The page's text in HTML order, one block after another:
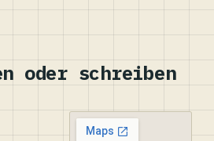
oder schreiben